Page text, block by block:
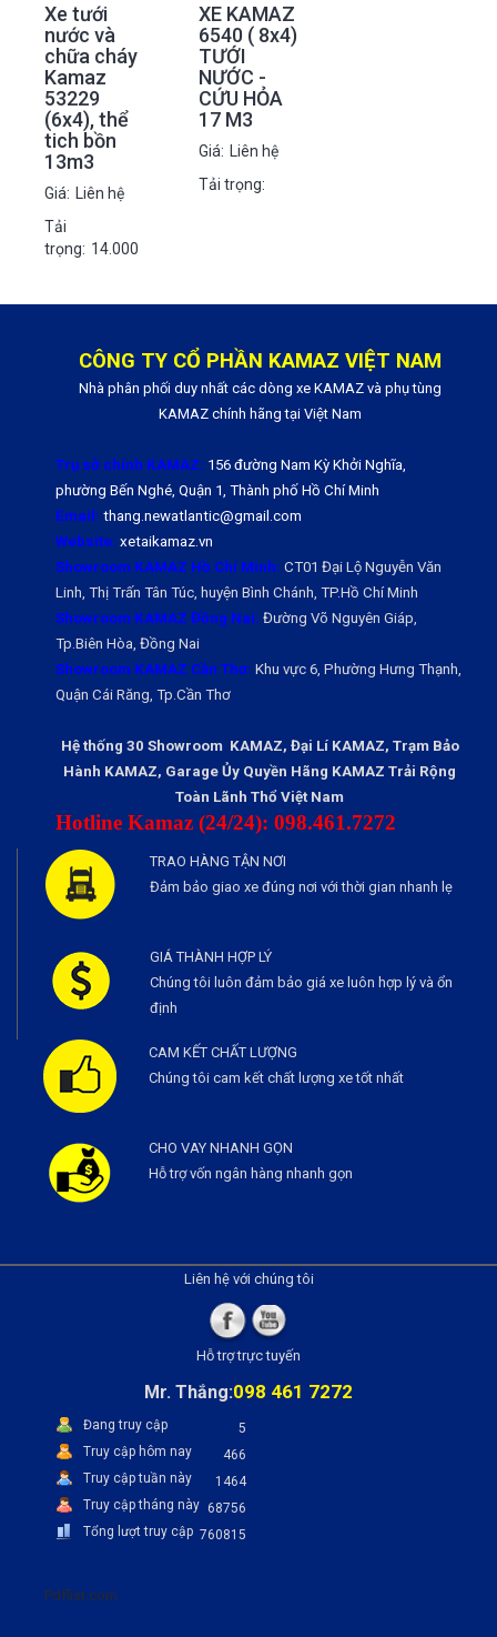
Xe tưới
nước và
chữa cháy
Kamaz
53229
(6x4), thể
tich bồn
13m3
Giá:
Liên hệ
Tải
trọng: 14.000
XE KAMAZ
6540 ( 8x4)
TƯỚI
NƯỚC -
CỨU HỎA
17 M3
Giá:
Liên hệ
Tải trọng:
CÔNG TY CỔ PHẦN KAMAZ VIỆT NAM
Nhà phân phối duy nhất các dòng xe KAMAZ và phụ tùng
KAMAZ chính hãng tại Việt Nam
Trụ sở chính KAMAZ: 156 đường Nam Kỳ Khởi Nghĩa,
phường Bến Nghé, Quận 1, Thành phố Hồ Chí Minh
Email: thang.newatlantic@gmail.com
Website: xetaikamaz.vn
Showroom KAMAZ Hồ Chí Minh: CT01 Đại Lộ Nguyễn Văn
Linh, Thị Trấn Tân Túc, huyện Bình Chánh, TP.Hồ Chí Minh
Showroom KAMAZ Đồng Nai: Đường Võ Nguyên Giáp,
Tp.Biên Hòa, Đồng Nai
Showroom KAMAZ Cần Thơ: Khu vực 6, Phường Hưng Thạnh,
Quận Cái Răng, Tp.Cần Thơ
Hệ thống 30 Showroom KAMAZ, Đại Lí KAMAZ, Trạm Bảo
Hành KAMAZ, Garage Ủy Quyền Hãng KAMAZ Trải Rộng
Toàn Lãnh Thổ Việt Nam
Hotline Kamaz (24/24): 098.461.7272
TRAO HÀNG TẬN NƠI
Đảm bảo giao xe đúng nơi với thời gian nhanh lẹ
GIÁ THÀNH HỢP LÝ
Chúng tôi luôn đảm bảo giá xe luôn hợp lý và ổn
định
CAM KẾT CHẤT LƯỢNG
Chúng tôi cam kết chất lượng xe tốt nhất
CHO VAY NHANH GỌN
Hỗ trợ vốn ngân hàng nhanh gọn
Liên hệ với chúng tôi
Hỗ trợ trực tuyến
Mr. Thắng:098 461 7272
Đang truy cập
5
Truy cập hôm nay
466
Truy cập tuần này
1464
Truy cập tháng này 68756
Tổng lượt truy cập 760815
Pdflist.com